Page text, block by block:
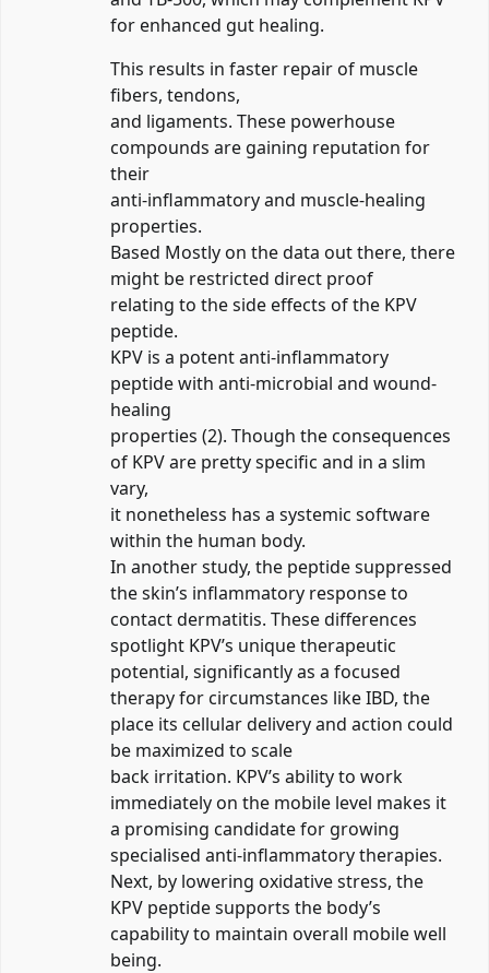
for enhanced gut healing.
This results in faster repair of muscle
fibers, tendons,
and ligaments. These powerhouse
compounds are gaining reputation for
their
anti-inflammatory and muscle-healing
properties.
Based Mostly on the data out there, there
might be restricted direct proof
relating to the side effects of the KPV
peptide.
KPV is a potent anti-inflammatory
peptide with anti-microbial and wound-
healing
properties (2). Though the consequences
of KPV are pretty specific and in a slim
vary,
it nonetheless has a systemic software
within the human body.
In another study, the peptide suppressed
the skin’s inflammatory response to
contact dermatitis. These differences
spotlight KPV’s unique therapeutic
potential, significantly as a focused
therapy for circumstances like IBD, the
place its cellular delivery and action could
be maximized to scale
back irritation. KPV’s ability to work
immediately on the mobile level makes it
a promising candidate for growing
specialised anti-inflammatory therapies.
Next, by lowering oxidative stress, the
KPV peptide supports the body’s
capability to maintain overall mobile well
being.